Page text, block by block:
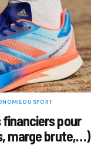
DU SPORT
pour
marge brute,…)